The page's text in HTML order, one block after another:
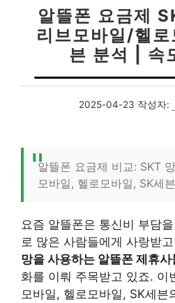
알뜰폰 요금제
리브모바일/헬
븐 분석 | 속
2025-04-23 작성자:
알뜰폰 요금제 비교: SKT
모바일, 헬로모바일, SK세
요즘 알뜰폰은 통신비 부담
로 많은 사람들에게 사랑받
망을 사용하는 알뜰폰 제휴사
화를 이뤄 주목받고 있죠. 이
모바일, 헬로모바일, SK세븐